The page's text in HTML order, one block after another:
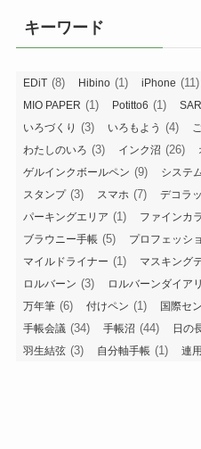
キーワード
EDiT (8) Hibino (1) iPhone (11)
MIO PAPER (1) Potitto6 (1)
いろづくり (3) いろもよう (4)
わたしのいろ (3) インク沼 (26)
ゲルインクボールペン (9) システ
スタンプ(3) スマホ (7) デコラ
パーキングエリア (1) ファインカ
ブラウニー手帳 (5) プロフェッシ
マイルドライナー (1) マスキング
ロルバーン (3) ロルバーンダイア
万年筆 (6) 付けペン (1) 国際セ
手帳会議 (34) 手帳沼 (44) 日の
羽生結弦 (3) 自分軸手帳 (1) 連